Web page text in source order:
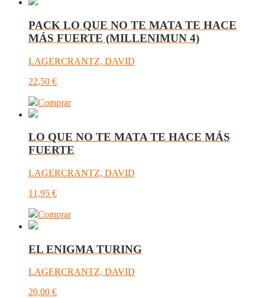
PACK LO QUE NO TE MATA TE HACE
MÁS FUERTE (MILLENIMUN 4)
LAGERCRANTZ, DAVID
22,50 €
Comprar
LO QUE NO TE MATA TE HACE MÁS
FUERTE
LAGERCRANTZ, DAVID
11,95 €
Comprar
EL ENIGMA TURING
LAGERCRANTZ, DAVID
20,00 €